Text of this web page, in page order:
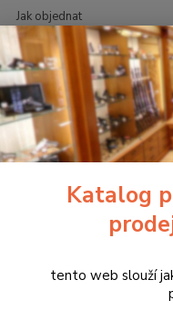
Jak objednat
Úvod Zbraně Dlouhé
Miniset CZ
Katalog
tento web slouží